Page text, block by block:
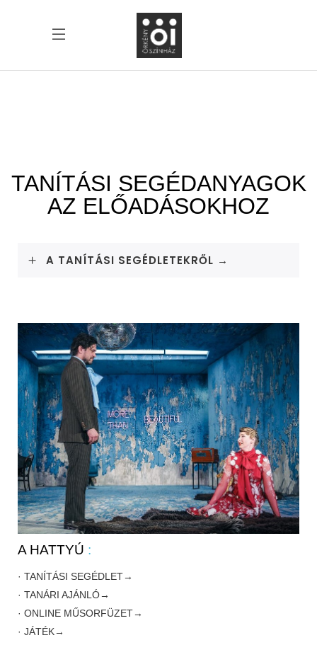
TANÍTÁSI SEGÉDANYAGOK
AZ ELŐADÁSOKHOZ
A TANÍTÁSI SEGÉDLETEKRŐL →
A HATTYÚ :
· TANÍTÁSI SEGÉDLET→
· TANÁRI AJÁNLÓ→
· ONLINE MŰSORFÜZET→
· JÁTÉK→